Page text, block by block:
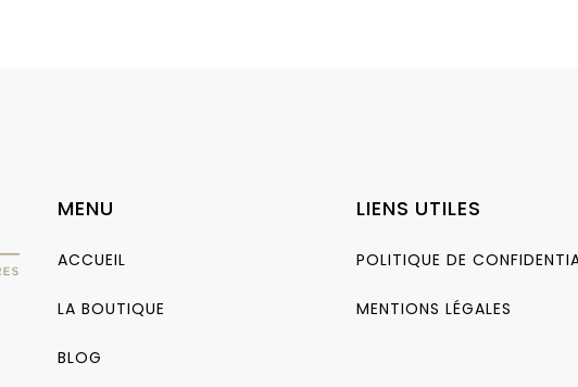
MENU
ACCUEIL
LA BOUTIQUE
BLOG
LIENS UTILES
POLITIQUE DE
MENTIONS LÉGALES